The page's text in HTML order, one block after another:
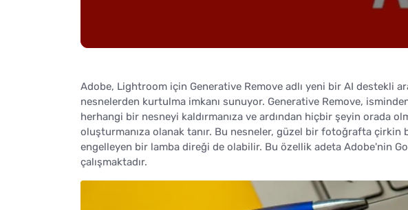
Adobe, Lightroom için Generative Remove adlı yeni bir AI destekli
nesnelerden kurtulma imkanı sunuyor. Generative Remove,
herhangi bir nesneyi kaldırmanıza ve ardından hiçbir şeyin orada
oluşturmanıza olanak tanır. Bu nesneler, güzel bir fotoğrafta
engelleyen bir lamba direği de olabilir. Bu özellik adeta Adobe'nin
çalışmaktadır.